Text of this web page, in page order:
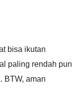
bisa ikutan
paling rendah pun
BTW, aman